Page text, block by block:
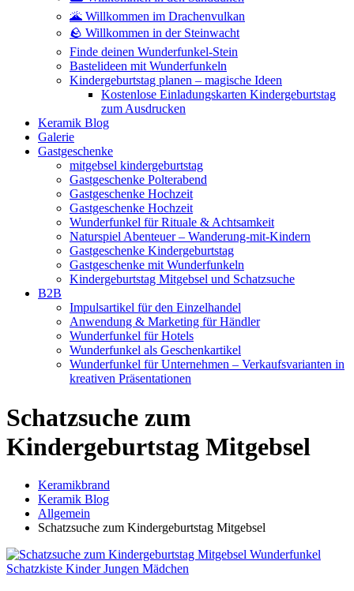
🌋 Willkommen im Drachenvulkan
🪨 Willkommen in der Steinwacht
Finde deinen Wunderfunkel-Stein
Bastelideen mit Wunderfunkeln
Kindergeburtstag planen – magische Ideen
Kostenlose Einladungskarten Kindergeburtstag
zum Ausdrucken
Keramik Blog
Galerie
Gastgeschenke
mitgebsel kindergeburtstag
Gastgeschenke Polterabend
Gastgeschenke Hochzeit
Gastgeschenke Hochzeit
Wunderfunkel für Rituale & Achtsamkeit
Naturspiel Abenteuer – Wanderung-mit-Kindern
Gastgeschenke Kindergeburtstag
Gastgeschenke mit Wunderfunkeln
Kindergeburtstag Mitgebsel und Schatzsuche
B2B
Impulsartikel für den Einzelhandel
Anwendung & Marketing für Händler
Wunderfunkel für Hotels
Wunderfunkel als Geschenkartikel
Wunderfunkel für Unternehmen – Verkaufsvarianten in
kreativen Präsentationen
Schatzsuche zum
Kindergeburtstag Mitgebsel
Keramikbrand
Keramik Blog
Allgemein
Schatzsuche zum Kindergeburtstag Mitgebsel